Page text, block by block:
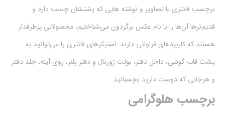
برچسب فانتزی یا تصاویر و نوشته هایی که پشتشان چسب دارد و
قدیم‌ترها آن‌ها را با نام عکس برگردون می‌شناختیم، محصولاتی پرطرفدار
هستند که کاربردهای فراوانی دارند. استیکرهای فانتزی را می‌توانید به
پشت قاب گوشی، داخل دفتر، بولت ژورنال و دفتر پلنر، روی آینه، جلد دفتر
و هرجایی که دوست دارید بچسبانید.
برچسب هلوگرامی